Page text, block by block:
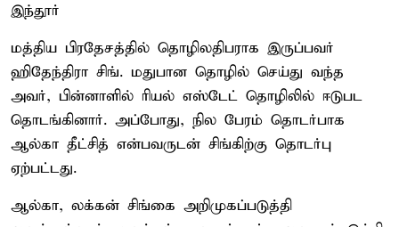
இந்தூர்
மத்திய பிரதேசத்தில் தொழிலதிபராக இருப்பவர்
ஹிதேந்திரா சிங். மதுபான தொழில் செய்து வந்த
அவர், பின்னாளில் ரியல் எஸ்டேட் தொழிலில் ஈடுபட
தொடங்கினார். அப்போது, நில பேரம் தொடர்பாக
ஆல்கா தீட்சித் என்பவருடன் சிங்கிற்கு தொடர்பு
ஏற்பட்டது.
ஆல்கா, லக்கன் சிங்கை அறிமுகப்படுத்தி